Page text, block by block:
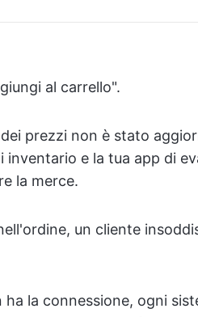
al carrello".
prezzi non è stato
inventario e la tua app di
la merce.
un cliente
la connessione, ogni